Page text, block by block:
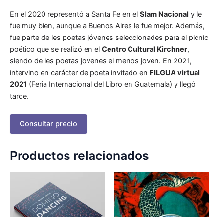
En el 2020 representó a Santa Fe en el Slam Nacional y le
fue muy bien, aunque a Buenos Aires le fue mejor. Además,
fue parte de les poetas jóvenes seleccionades para el picnic
poético que se realizó en el Centro Cultural Kirchner,
siendo de les poetas jovenes el menos joven. En 2021,
intervino en carácter de poeta invitado en FILGUA virtual
2021 (Feria Internacional del Libro en Guatemala) y llegó
tarde.
Consultar precio
Productos relacionados